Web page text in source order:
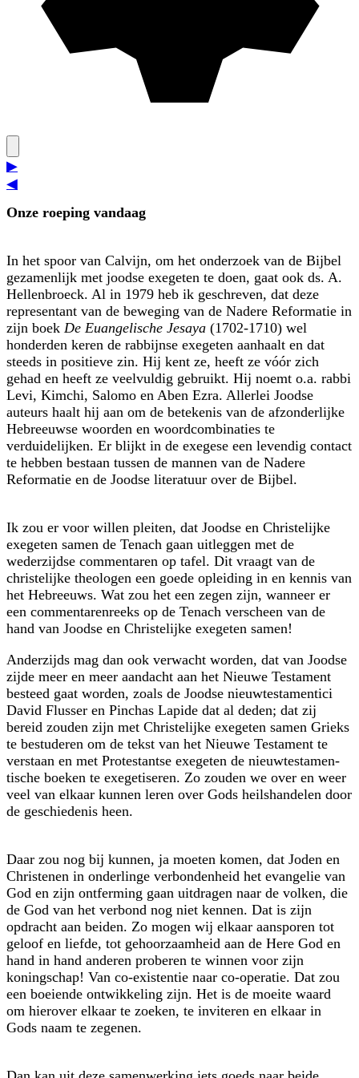
▶
◀
Onze roeping vandaag
In het spoor van Calvijn, om het onderzoek van de Bijbel
gezamenlijk met joodse exegeten te doen, gaat ook ds. A.
Hellenbroeck. Al in 1979 heb ik geschreven, dat deze
representant van de beweging van de Nadere Reformatie in
zijn boek De Euangelische Jesaya (1702-1710) wel
honderden keren de rabbijnse exegeten aan­haalt en dat
steeds in positieve zin. Hij kent ze, heeft ze vóór zich
gehad en heeft ze veelvuldig gebruikt. Hij noemt o.a. rabbi
Levi, Kimchi, Salomo en Aben Ezra. Allerlei Joodse
auteurs haalt hij aan om de betekenis van de afzonderlijke
Hebreeuwse woorden en woordcombinaties te
verduidelijken. Er blijkt in de exegese een levendig contact
te hebben bestaan tussen de mannen van de Nadere
Reformatie en de Joodse literatuur over de Bijbel.
Ik zou er voor willen pleiten, dat Joodse en Christelijke
exegeten samen de Tenach gaan uitleggen met de
wederzijdse commentaren op tafel. Dit vraagt van de
christe­lijke theo­logen een goede opleiding in en kennis van
het Hebreeuws. Wat zou het een zegen zijn, wanneer er
een commentarenreeks op de Tenach verscheen van de
hand van Joodse en Christelijke exegeten samen!
Anderzijds mag dan ook verwacht worden, dat van Joodse
zijde meer en meer aan­dacht aan het Nieuwe Testament
besteed gaat worden, zoals de Joodse nieuwtestamentici
David Flusser en Pinchas Lapide dat al deden; dat zij
bereid zouden zijn met Christelijke exegeten samen Grieks
te bestuderen om de tekst van het Nieuwe Testament te
verstaan en met Protestantse exegeten de nieuwtestamen­
tische boeken te exegetiseren. Zo zouden we over en weer
veel van elkaar kunnen leren over Gods heilshandelen door
de geschiedenis heen.
Daar zou nog bij kunnen, ja moeten komen, dat Joden en
Christenen in onderlinge verbondenheid het evangelie van
God en zijn ontferming gaan uitdragen naar de volken, die
de God van het verbond nog niet kennen. Dat is zijn
opdracht aan beiden. Zo mogen wij elkaar aansporen tot
geloof en liefde, tot gehoorzaamheid aan de Here God en
hand in hand anderen proberen te winnen voor zijn
koningschap! Van co-existentie naar co-operatie. Dat zou
een boeiende ontwikkeling zijn. Het is de moeite waard
om hierover elkaar te zoeken, te inviteren en elkaar in
Gods naam te zegenen.